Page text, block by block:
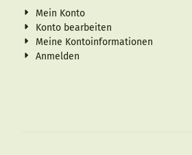
Mein Konto
Konto bearbeiten
Meine Kontoinformationen
Anmelden